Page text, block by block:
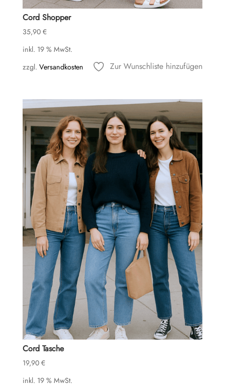
Cord Shopper
35,90 €
inkl. 19 % MwSt.
zzgl. Versandkosten Zur Wunschliste hinzufügen
Cord Tasche
19,90 €
inkl. 19 % MwSt.